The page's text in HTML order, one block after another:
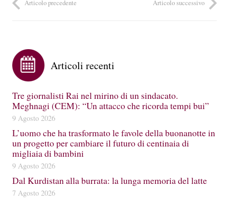
Articolo precedente Articolo successivo
Articoli recenti
Tre giornalisti Rai nel mirino di un sindacato.
Meghnagi (CEM): “Un attacco che ricorda tempi bui”
9 Agosto 2026
L’uomo che ha trasformato le favole della buonanotte in
un progetto per cambiare il futuro di centinaia di
migliaia di bambini
9 Agosto 2026
Dal Kurdistan alla burrata: la lunga memoria del latte
7 Agosto 2026